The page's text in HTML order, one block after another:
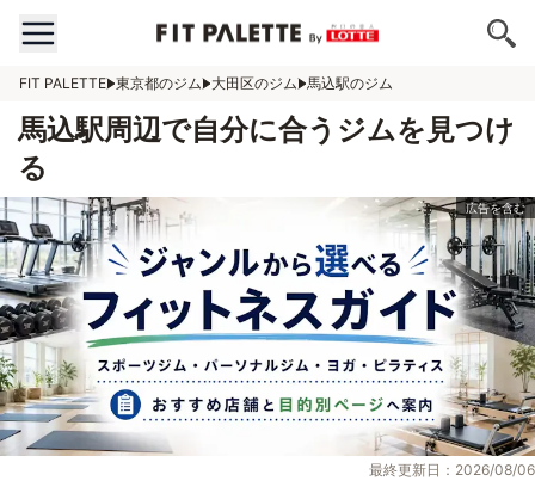
FIT PALETTE 東京都のジム 大田区のジム 馬込駅のジム
馬込駅周辺で自分に合うジムを見つけ
る
最終更新日：2026/08/06